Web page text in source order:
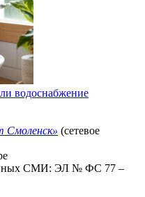
водоснабжение
Смоленск» (сетевое
СМИ: ЭЛ № ФС 77 –